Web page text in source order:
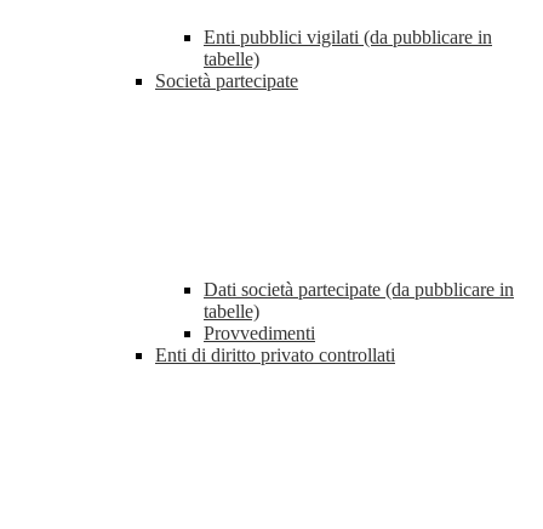
Enti pubblici vigilati (da pubblicare in
tabelle)
Società partecipate
Dati società partecipate (da pubblicare in
tabelle)
Provvedimenti
Enti di diritto privato controllati